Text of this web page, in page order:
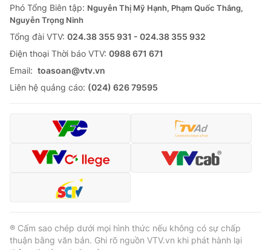
Thị trường
Tư vấn
Lịch phát sóng
Chuyên mục khác
Emagazine Podcast
Video Shorts video
VTV Money
VTV Sức khoẻ Bất động sản
Phó Tổng Biên tập: Nguyễn Thị Mỹ Hạnh, Phạm Quốc Thắng,
Nguyễn Trọng Ninh
Tổng đài VTV: 024.38 355 931 - 024.38 355 932
Ðiện thoại Thời báo VTV: 0988 671 671
Email: toasoan@vtv.vn
Liên hệ quảng cáo: (024) 626 79595
® Cấm sao chép dưới mọi hình thức nếu không có sự chấp
thuận bằng văn bản. Ghi rõ nguồn VTV.vn khi phát hành lại